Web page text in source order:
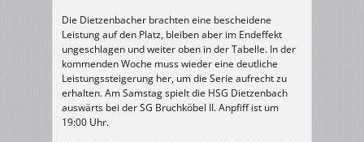
Die Dietzenbacher brachten eine bescheidene
Leistung auf den Platz, bleiben aber im Endeffekt
ungeschlagen und weiter oben in der Tabelle. In der
kommenden Woche muss wieder eine deutliche
Leistungssteigerung her, um die Serie aufrecht zu
erhalten. Am Samstag spielt die HSG Dietzenbach
auswärts bei der SG Bruchköbel II. Anpfiff ist um
19:00 Uhr.